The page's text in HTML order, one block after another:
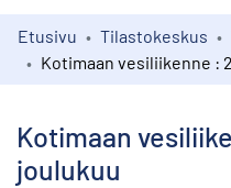
Kokoelmat
Etusivu Tilastokeskus
Kotimaan
joulukuu